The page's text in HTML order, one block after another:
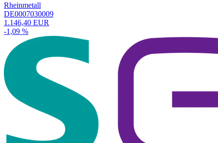
Rheinmetall
DE0007030009
1.146,40 EUR
-1,09 %